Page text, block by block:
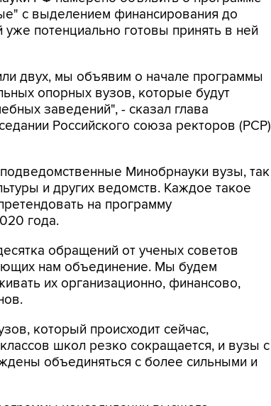
с выделением финансирования до
потенциально готовы принять в ней
двух, мы объявим о начале программы
опорных вузов, которые будут
заведений", - сказал глава
Российского союза ректоров (РСР)
Минобрнауки вузы, так
и других ведомств. Каждое такое
на программу
года.
обращений от ученых советов
нам объединение. Мы будем
их организационно, финансово,
который происходит сейчас,
школ резко сокращается, и вузы с
объединяться с более сильными и